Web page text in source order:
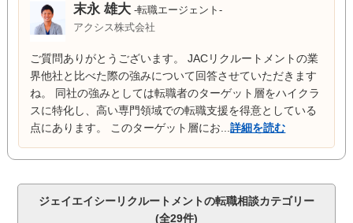
末永 雄大 -転職エージェント-
アクシス株式会社
ご質問ありがとうございます。 JACリクルートメントの業
界他社と比べた際の強みについて回答させていただきます
ね。 同社の強みとしては転職者のターゲット層をハイクラ
スに特化し、高い専門領域での転職支援を得意としている
点にあります。 このターゲット層にお...詳細を読む
ジェイエイシーリクルートメントの転職相談カテゴリー
(全29件)